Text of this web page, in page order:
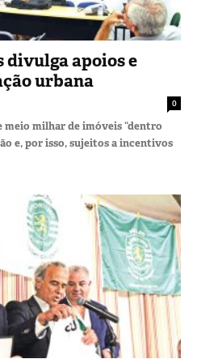
divulga apoios e
urbana
0
meio milhar de imóveis “dentro
e, por isso, sujeitos a incentivos